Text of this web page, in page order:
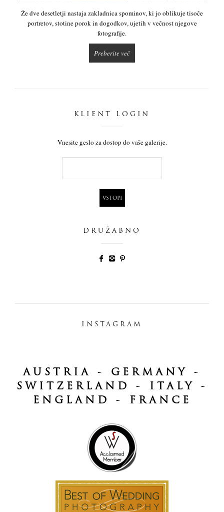
Že dve desetletji nastaja zakladnica spominov, ki jo oblikuje tisoče
portretov, stotine porok in dogodkov, ujetih v večnost njegove
fotografije.
Preberite več
KLIENT LOGIN
Vnesite geslo za dostop do vaše galerije.
DRUŽABNO
INSTAGRAM
AUSTRIA - GERMANY -
SWITZERLAND - ITALY -
ENGLAND - FRANCE